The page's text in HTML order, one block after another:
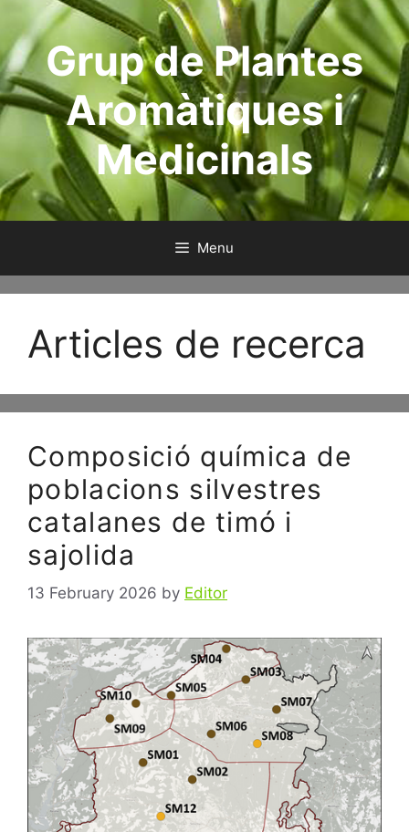
contentGrup de Plantes
Aromàtiques i
Medicinals
Menu
Articles de recerca
Composició química de
poblacions silvestres
catalanes de timó i
sajolida
13 February 2026 by Editor